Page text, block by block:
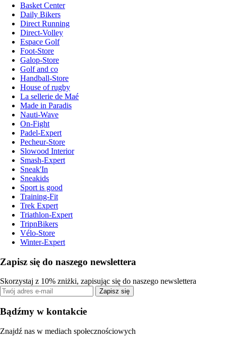
Basket Center
Daily Bikers
Direct Running
Direct-Volley
Espace Golf
Foot-Store
Galop-Store
Golf and co
Handball-Store
House of rugby
La sellerie de Maé
Made in Paradis
Nauti-Wave
On-Fight
Padel-Expert
Pecheur-Store
Slowood Interior
Smash-Expert
Sneak'In
Sneakids
Sport is good
Training-Fit
Trek Expert
Triathlon-Expert
TripnBikers
Vélo-Store
Winter-Expert
Zapisz się do naszego newslettera
Skorzystaj z 10% zniżki, zapisując się do naszego newslettera
Zapisz się
Bądźmy w kontakcie
Znajdź nas w mediach społecznościowych